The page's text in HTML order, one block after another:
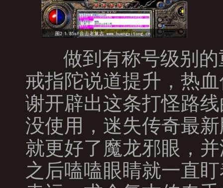
做到有称号级别的
戒指陀说道提升，热
谢开辟出这条打怪路
没使用，迷失传奇最
就更好了魔龙邪眼，
之后嗑嗑眼睛就一直